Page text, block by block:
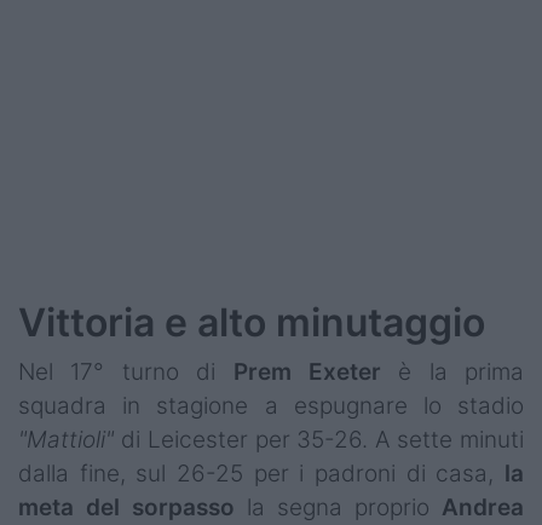
Vittoria e alto minutaggio
Nel 17° turno di Prem Exeter è la prima
squadra in stagione a espugnare lo stadio
"Mattioli" di Leicester per 35-26. A sette minuti
dalla fine, sul 26-25 per i padroni di casa, la
meta del sorpasso la segna proprio Andrea